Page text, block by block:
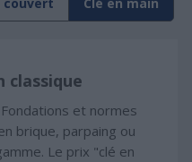
classique
et normes
brique, parpaing ou
Le prix "clé en